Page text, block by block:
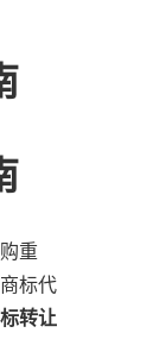
重
标代
转让